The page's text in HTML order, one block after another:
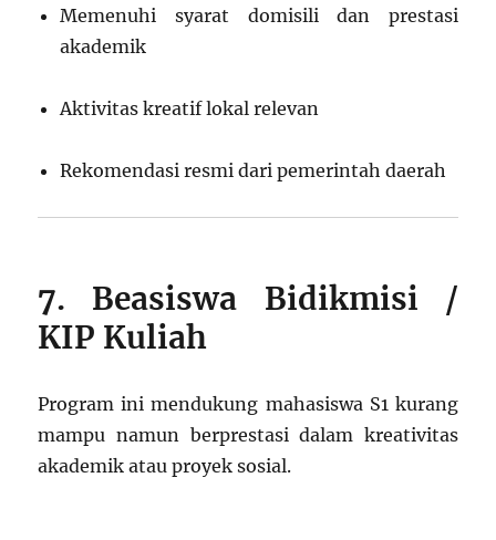
Memenuhi syarat domisili dan prestasi
akademik
Aktivitas kreatif lokal relevan
Rekomendasi resmi dari pemerintah daerah
7. Beasiswa Bidikmisi /
KIP Kuliah
Program ini mendukung mahasiswa S1 kurang
mampu namun berprestasi dalam kreativitas
akademik atau proyek sosial.